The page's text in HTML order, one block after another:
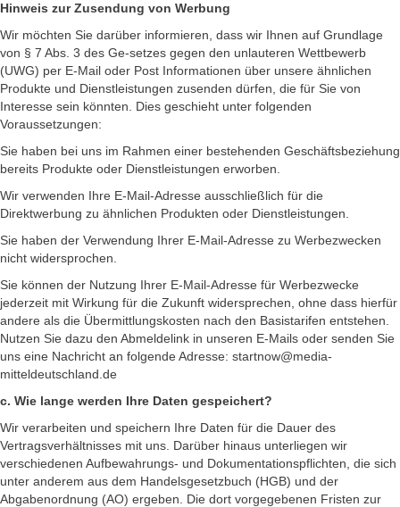
Hinweis zur Zusendung von Werbung
Wir möchten Sie darüber informieren, dass wir Ihnen auf Grundlage
von § 7 Abs. 3 des Ge-setzes gegen den unlauteren Wettbewerb
(UWG) per E-Mail oder Post Informationen über unsere ähnlichen
Produkte und Dienstleistungen zusenden dürfen, die für Sie von
Interesse sein könnten. Dies geschieht unter folgenden
Voraussetzungen:
Sie haben bei uns im Rahmen einer bestehenden Geschäftsbeziehung
bereits Produkte oder Dienstleistungen erworben.
Wir verwenden Ihre E-Mail-Adresse ausschließlich für die
Direktwerbung zu ähnlichen Produkten oder Dienstleistungen.
Sie haben der Verwendung Ihrer E-Mail-Adresse zu Werbezwecken
nicht widersprochen.
Sie können der Nutzung Ihrer E-Mail-Adresse für Werbezwecke
jederzeit mit Wirkung für die Zukunft widersprechen, ohne dass hierfür
andere als die Übermittlungskosten nach den Basistarifen entstehen.
Nutzen Sie dazu den Abmeldelink in unseren E-Mails oder senden Sie
uns eine Nachricht an folgende Adresse: startnow@media-
mitteldeutschland.de
c. Wie lange werden Ihre Daten gespeichert?
Wir verarbeiten und speichern Ihre Daten für die Dauer des
Vertragsverhältnisses mit uns. Darüber hinaus unterliegen wir
verschiedenen Aufbewahrungs- und Dokumentationspflichten, die sich
unter anderem aus dem Handelsgesetzbuch (HGB) und der
Abgabenordnung (AO) ergeben. Die dort vorgegebenen Fristen zur